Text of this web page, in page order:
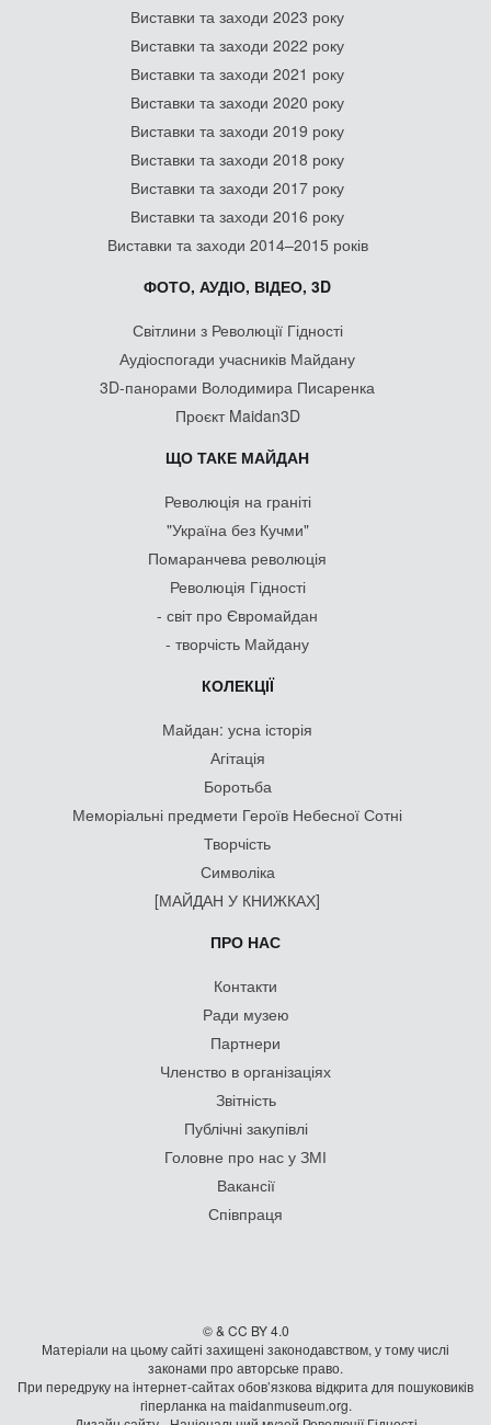
Виставки та заходи 2023 року
Виставки та заходи 2022 року
Виставки та заходи 2021 року
Виставки та заходи 2020 року
Виставки та заходи 2019 року
Виставки та заходи 2018 року
Виставки та заходи 2017 року
Виставки та заходи 2016 року
Виставки та заходи 2014–2015 років
ФОТО, АУДІО, ВІДЕО, 3D
Світлини з Революції Гідності
Аудіоспогади учасників Майдану
3D-панорами Володимира Писаренка
Проєкт Maidan3D
ЩО ТАКЕ МАЙДАН
Революція на граніті
"Україна без Кучми"
Помаранчева революція
Революція Гідності
- світ про Євромайдан
- творчість Майдану
КОЛЕКЦІЇ
Майдан: усна історія
Агітація
Боротьба
Меморіальні предмети Героїв Небесної Сотні
Творчість
Символіка
[МАЙДАН У КНИЖКАХ]
ПРО НАС
Контакти
Ради музею
Партнери
Членство в організаціях
Звітність
Публічні закупівлі
Головне про нас у ЗМІ
Вакансії
Співпраця
© & CC BY 4.0
Матеріали на цьому сайті захищені законодавством, у тому числі
законами про авторське право.
При передруку на iнтернет-сайтах обов’язкова відкрита для пошуковиків
гiперланка на maidanmuseum.org.